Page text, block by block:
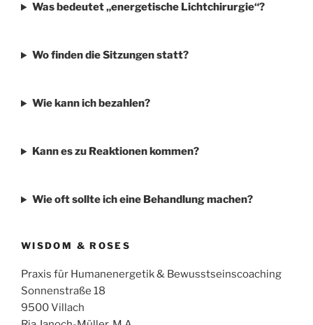
Was bedeutet „energetische Lichtchirurgie“?
Wo finden die Sitzungen statt?
Wie kann ich bezahlen?
Kann es zu Reaktionen kommen?
Wie oft sollte ich eine Behandlung machen?
WISDOM & ROSES
Praxis für Humanenergetik & Bewusstseinscoaching
Sonnenstraße 18
9500 Villach